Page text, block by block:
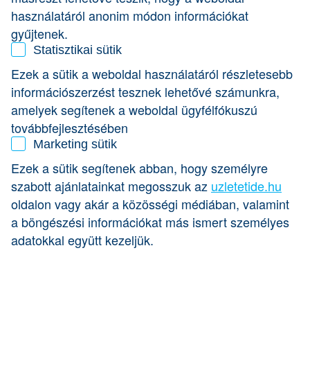
Ha érdekesnek tartod ezeket a témákat, hallgasd a
KreaTúra Podcastet!
érdekel
használatáról anonim módon információkat
gyűjtenek.
Statisztikai sütik
Ezek a sütik a weboldal használatáról részletesebb
információszerzést tesznek lehetővé számunkra,
amelyek segítenek a weboldal ügyfélfókuszú
továbbfejlesztésében
Marketing sütik
Ezek a sütik segítenek abban, hogy személyre
szabott ajánlatainkat megosszuk az uzletetide.hu
oldalon vagy akár a közösségi médiában, valamint
a böngészési információkat más ismert személyes
adatokkal együtt kezeljük.